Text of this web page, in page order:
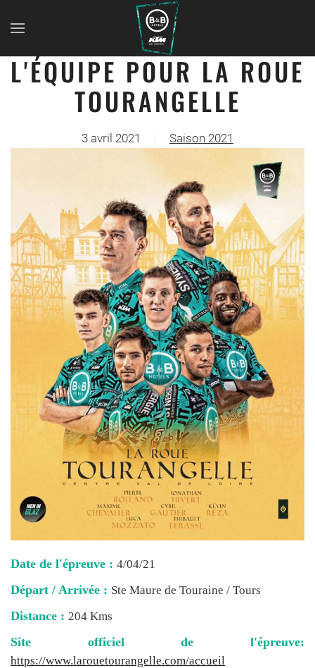
L'ÉQUIPE POUR LA ROUE
TOURANGELLE
3 avril 2021 Saison 2021
Date de l'épreuve : 4/04/21
Départ / Arrivée : Ste Maure de Touraine / Tours
Distance : 204 Kms
Site officiel de l'épreuve:
https://www.larouetourangelle.com/accueil